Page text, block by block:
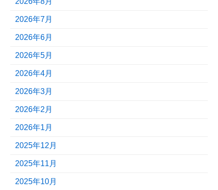
2026年7月
2026年6月
2026年5月
2026年4月
2026年3月
2026年2月
2026年1月
2025年12月
2025年11月
2025年10月